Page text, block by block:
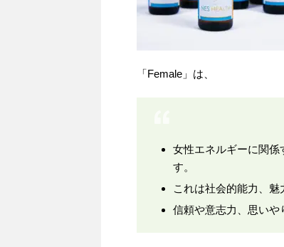
「Female」は、
女性エネルギーに関係
す。
これは社会的能力、魅
信頼や意志力、思いや